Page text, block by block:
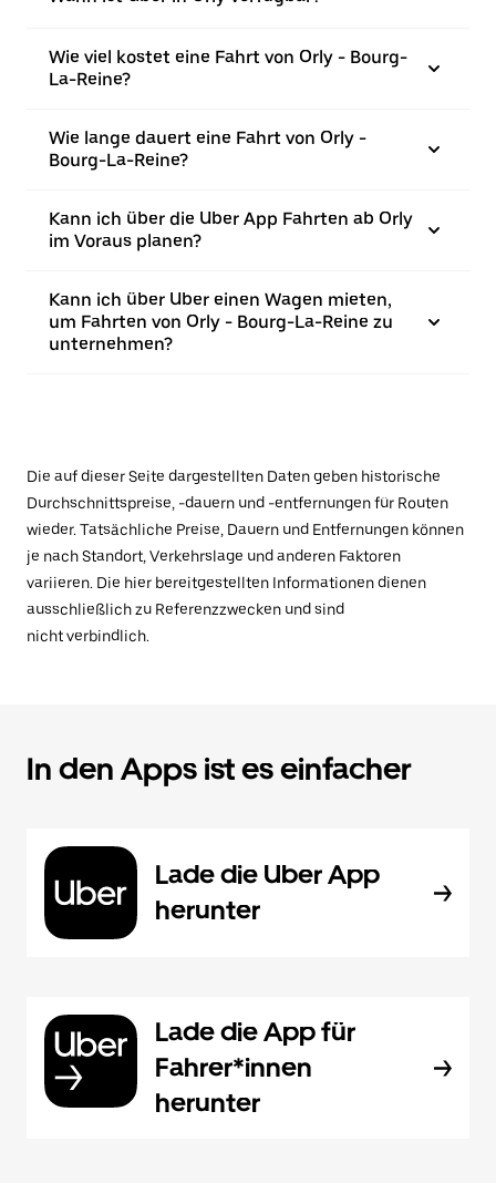
Wie viel kostet eine Fahrt von Orly - Bourg-
La-Reine?
Wie lange dauert eine Fahrt von Orly -
Bourg-La-Reine?
Kann ich über die Uber App Fahrten ab Orly
im Voraus planen?
Kann ich über Uber einen Wagen mieten,
um Fahrten von Orly - Bourg-La-Reine zu
unternehmen?
Die auf dieser Seite dargestellten Daten geben historische
Durchschnittspreise, -dauern und -entfernungen für Routen
wieder. Tatsächliche Preise, Dauern und Entfernungen können
je nach Standort, Verkehrslage und anderen Faktoren
variieren. Die hier bereitgestellten Informationen dienen
ausschließlich zu Referenzzwecken und sind
nicht verbindlich.
In den Apps ist es einfacher
Lade die Uber App
herunter
Lade die App für
Fahrer*innen
herunter